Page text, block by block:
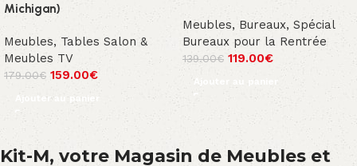
Michigan)
Meubles, Tables Salon &
Meubles TV
179.00€ 159.00€
Ajouter au panier
Meubles, Bureaux, Spécial
Bureaux pour la Rentrée
139.00€ 119.00€
Ajouter au panier
Kit-M, votre Magasin de Meubles et